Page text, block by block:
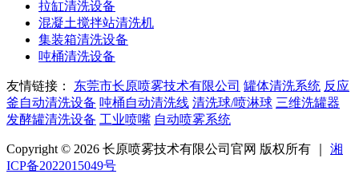
拉缸清洗设备
混凝土搅拌站清洗机
集装箱清洗设备
吨桶清洗设备
友情链接： 东莞市长原喷雾技术有限公司 罐体清洗系统 反应
釜自动清洗设备 吨桶自动清洗线 清洗球/喷淋球 三维洗罐器
发酵罐清洗设备 工业喷嘴 自动喷雾系统
Copyright © 2026 长原喷雾技术有限公司官网 版权所有 ｜ 湘
ICP备2022015049号